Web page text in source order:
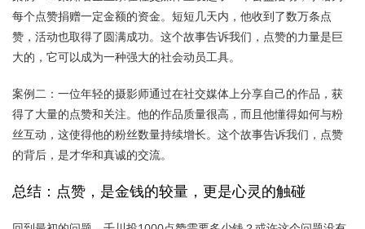
每个点赞捐赠一定金额的资金。短短几天内，他收到了数万条点
赞，活动也取得了圆满成功。这个故事告诉我们，点赞的力量是巨
大的，它可以成为一种强大的社会动员工具。
案例二：一位年轻的摄影师通过在社交媒体上分享自己的作品，获
得了大量的点赞和关注。他的作品质量很高，而且他懂得如何与粉
丝互动，这使得他的粉丝数量持续增长。这个故事告诉我们，点赞
的背后，是才华和真诚的交流。
总结：点赞，是金钱的较量，更是心灵的触碰